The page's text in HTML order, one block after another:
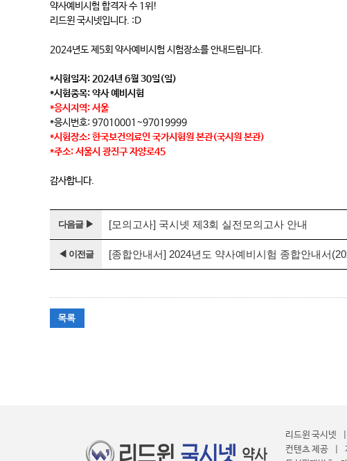
약사예비시험 합격자 수 1위!
리드윈 국시넷입니다. :D
2024년도 제5회 약사예비시험 시험장소를 안내드립니다.
*시험일자: 2024년 6월 30일(일)
*시험종목: 약사 예비시험
*응시지역: 서울
*응시번호: 97010001~97019999
*시험장소: 한국보건의료인 국가시험원 본관(국시원 본관)
*주소: 서울시 광진구 자양로45
감사합니다.
다음글 ▶ [모의고사] 국시넷 제3회 실전모의고사 안내
◀ 이전글 [종합안내서] 2024년도 약사예비시험 종합안내서
리드윈 국시넷
컨텐츠 제공 |